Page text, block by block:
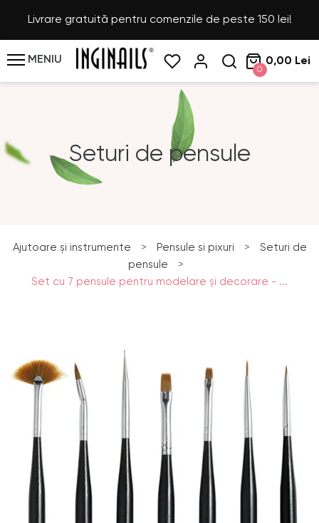
Livrare gratuită pentru comenzile de peste 150 lei!
MENIU
0
0,00 Lei
Seturi de pensule
Ajutoare și instrumente > Pensule si pixuri >
Seturi de
pensule
>
Set cu 7 pensule pentru modelare şi decorare - ...